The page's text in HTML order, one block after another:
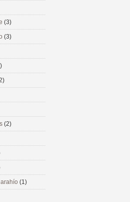
(3)
(3)
(2)
(1)